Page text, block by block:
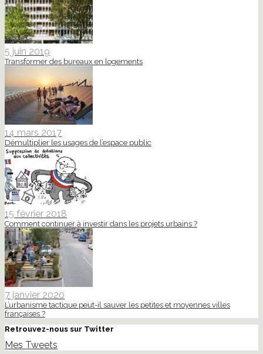
5 juin 2019
Transformer des bureaux en logements
14 mars 2017
Démultiplier les usages de l’espace public
15 février 2018
Comment continuer à investir dans les projets urbains ?
7 janvier 2020
L’urbanisme tactique peut-il sauver les petites et moyennes villes
françaises ?
Retrouvez-nous sur Twitter
Mes Tweets